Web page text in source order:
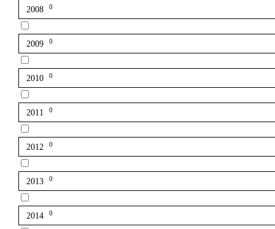
2008 0
2009 0
2010 0
2011 0
2012 0
2013 0
2014 0